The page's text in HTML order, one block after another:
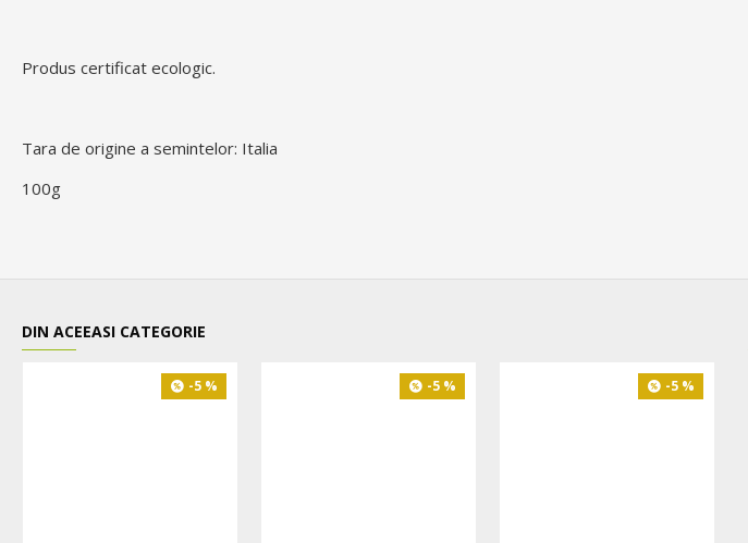
Produs certificat ecologic.
Tara de origine a semintelor: Italia
100g
DIN ACEEASI CATEGORIE
-5 % -5 % -5 %